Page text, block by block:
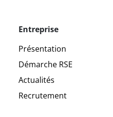
Entreprise
Présentation
Démarche RSE
Actualités
Recrutement